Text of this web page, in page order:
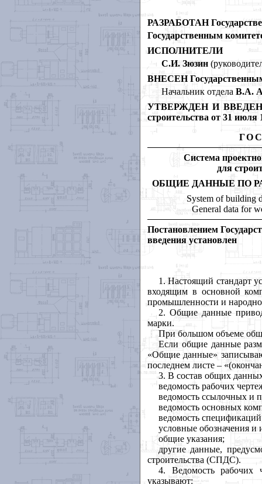
РАЗРАБОТАН
Государственным
ИСПОЛНИТЕЛИ
С.И. Зюзин
ВНЕСЕН
Начальник отдела В.А.
УТВЕРЖДЕН И ВВЕДЕН В
строительства от 31 июля
Система
для
ОБЩИЕ ДАННЫЕ ПО
System of building
General data for
Постановлением
введения установлен
1. Настоящий стандарт
входящим в основной
промышленности и
2. Общие данные
марки.
При большом объеме
Если общие данные
«Общие данные»
последнем листе –
3. В состав общих
ведомость рабочих
ведомость ссылочных и
ведомость основных
ведомость
условные обозначения и
общие указания;
другие данные,
строительства (СПДС).
4. Ведомость рабочих
указывают: